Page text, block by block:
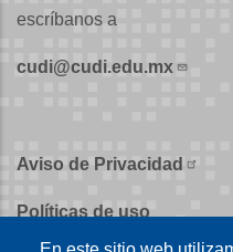
escríbanos a
cudi@cudi.edu.mx
Aviso de Privacidad
Políticas de uso